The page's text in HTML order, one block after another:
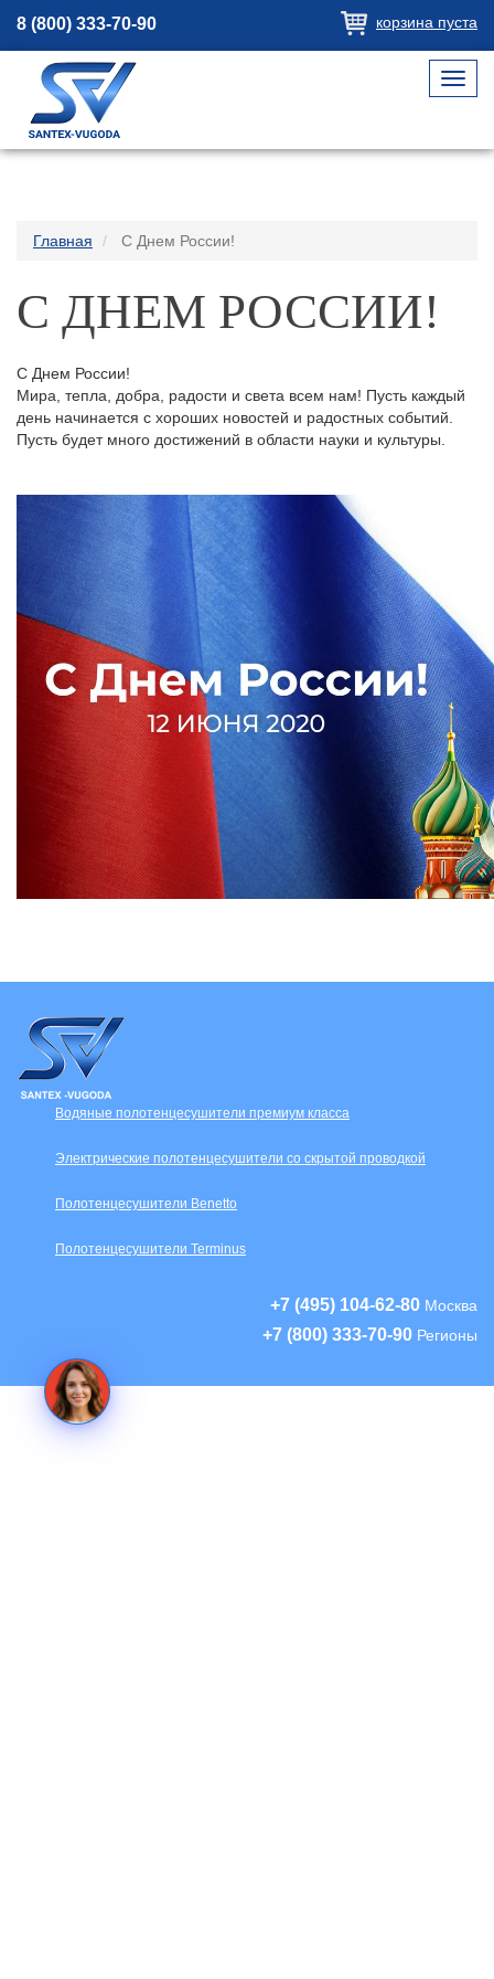
8 (800) 333-70-90 корзина пуста
Главная С Днем России!
С ДНЕМ РОССИИ!
С Днем России!
Мира, тепла, добра, радости и света всем нам! Пусть каждый
день начинается с хороших новостей и радостных событий.
Пусть будет много достижений в области науки и культуры.
Водяные полотенцесушители премиум класса
Электрические полотенцесушители со скрытой проводкой
Полотенцесушители Benetto
Полотенцесушители Terminus
+7 (495) 104-62-80 Москва
+7 (800) 333-70-90 Регионы